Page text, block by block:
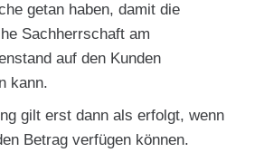
getan haben, damit die
Sachherrschaft am
auf den Kunden
kann.
gilt erst dann als erfolgt, wenn
Betrag verfügen können.